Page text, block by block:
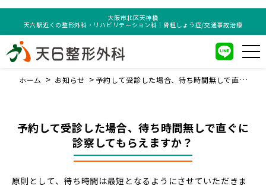
大阪市北区天神橋
天六駅近くの整形外科・リハビリテーション科｜骨粗しょう症/交通事故治療
ホーム お知らせ
予約して受診した場合、待ち時間無しで直ぐに
予約して受診した場合、待ち時間無しで直ぐに
診察してもらえますか？
原則として、待ち時間は最短となるようにさせていただきま